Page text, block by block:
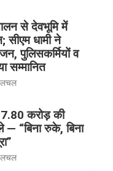
से देवभूमि में
सीएम धामी ने
पुलिसकर्मियों व
सम्मानित
करोड़ की
— “बिना रुके, बिना